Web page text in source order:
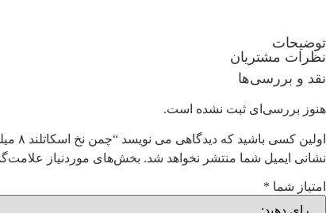
توضیحات
نظرات مشتریان
نقد و بررسی‌ها
هنوز بررسی‌ای ثبت نشده است.
اولین کسی باشید که دیدگاهی می نویسد “چمن نخ اسکاتلند ۸ میلی متر”
نشانی ایمیل شما منتشر نخواهد شد. بخش‌های موردنیاز
امتیاز شما *